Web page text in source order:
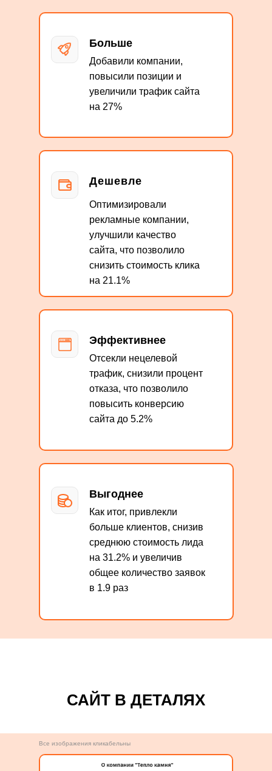
Больше
Добавили компании,
повысили позиции и
увеличили трафик сайта
на 27%
Дешевле
Эффективнее
Отсекли нецелевой
трафик, снизили процент
отказа, что позволило
повысить конверсию
сайта до 5.2%
Выгоднее
Как итог, привлекли
больше клиентов, снизив
среднюю стоимость лида
на 31.2% и увеличив
общее количество заявок
в 1.9 раз
Оптимизировали
рекламные компании,
улучшили качество
сайта, что позволило
снизить стоимость клика
на 21.1%
САЙТ В ДЕТАЛЯХ
Все изображения кликабельны